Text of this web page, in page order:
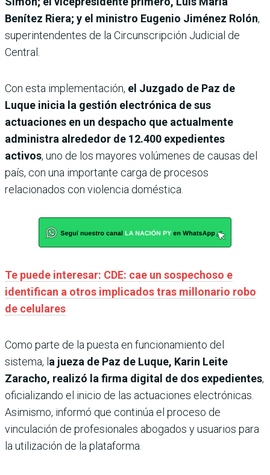
Benítez Riera; y el ministro Eugenio Jiménez Rolón,
superintendentes de la Circunscripción Judicial de
Central.
Con esta implementación, el Juzgado de Paz de
Luque inicia la gestión electrónica de sus
actuaciones en un despacho que actualmente
administra alrededor de 12.400 expedientes
activos, uno de los mayores volúmenes de causas del
país, con una importante carga de procesos
relacionados con violencia doméstica.
Te puede interesar: CDE: cae un sospechoso e
identifican a otros implicados tras millonario robo
de celulares
Como parte de la puesta en funcionamiento del
sistema, l a jueza de Paz de Luque, Karin Leite
Zaracho, realizó la firma digital de dos expedientes,
oficializando el inicio de las actuaciones electrónicas.
Asimismo, informó que continúa el proceso de
vinculación de profesionales abogados y usuarios para
la utilización de la plataforma.